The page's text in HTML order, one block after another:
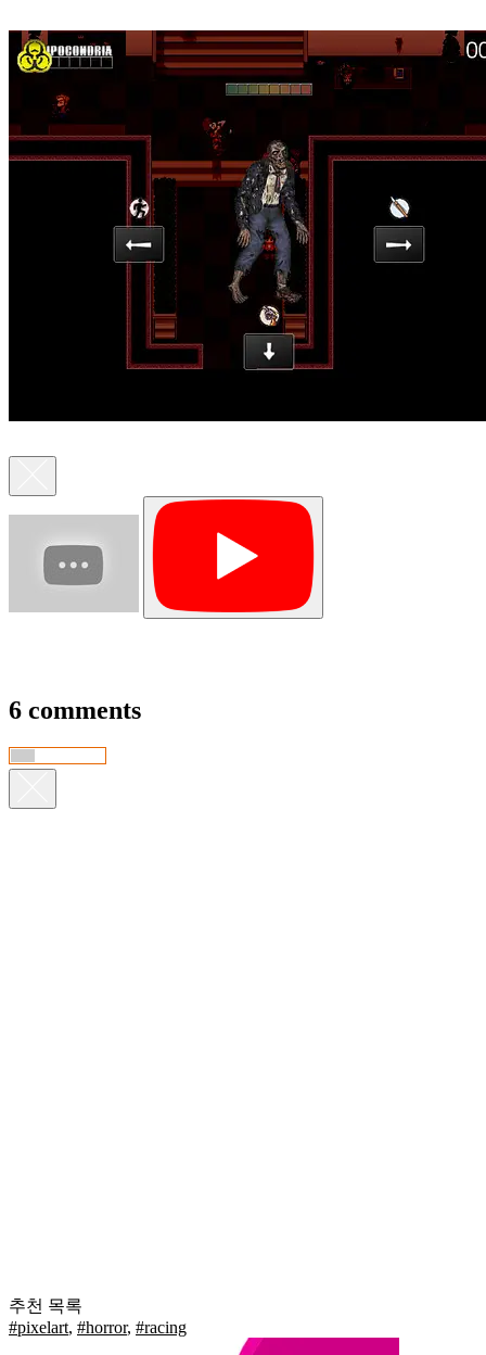
6 comments
추천 목록
#pixelart, #horror, #racing